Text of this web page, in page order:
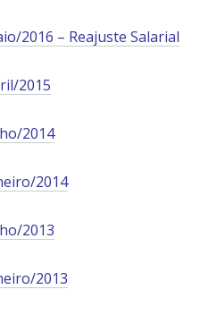
2016 – Reajuste Salarial
2015
2014
2014
2013
2013